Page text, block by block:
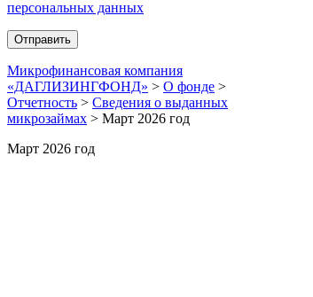
персональных данных
Микрофинансовая компания
«ДАГЛИЗИНГФОНД» > О фонде >
Отчетность > Сведения о выданных
микрозаймах > Март 2026 год
Март 2026 год